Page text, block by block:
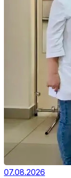
07.08.2026